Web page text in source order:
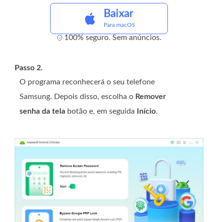
Baixar
Para macOS
100% seguro. Sem anúncios.
Passo 2.
O programa reconhecerá o seu telefone
Samsung. Depois disso, escolha o Remover
senha da tela botão e, em seguida Início.